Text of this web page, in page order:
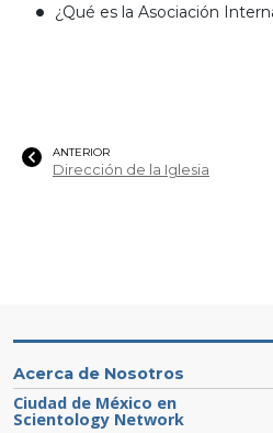
¿Qué es la Asociación
ANTERIOR
Dirección de la Iglesia
Acerca de Nosotros
Ciudad de México en
Scientology Network